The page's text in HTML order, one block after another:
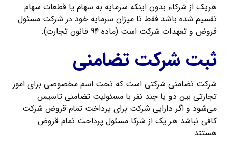
هریک از شرکاء بدون اینکه سرمایه به سهام یا قطعات سهام
تقسیم شده باشد فقط تا میزان سرمایه خود در شرکت مسئول
قروض و تعهدات شرکت است (ماده ۹۴ قانون تجارت).
ثبت شرکت تضامنی
شرکت تضامنی شرکتی است که تحت اسم مخصوصی برای امور
تجارتی بین دو یا چند نفر با مسئولیت تضامنی تاسیس
می‌شود و اگر دارایی شرکت برای پرداخت تمام قروض شرکت
کافی نباشد هر یک از شرکا مسئول پرداخت تمام قروض
هستند.